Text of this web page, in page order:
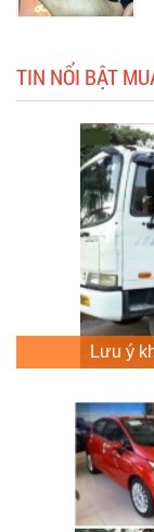
TIN NỔI BẬT
Lưu ý